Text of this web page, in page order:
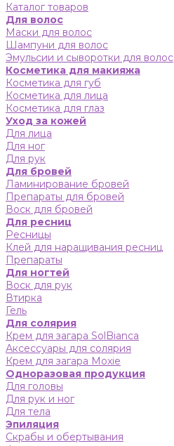
Каталог товаров
Для волос
Маски для волос
Шампуни для волос
Эмульсии и сыворотки для волос
Косметика для макияжа
Косметика для губ
Косметика для лица
Косметика для глаз
Уход за кожей
Для лица
Для ног
Для рук
Для бровей
Ламинирование бровей
Препараты для бровей
Воск для бровей
Для ресниц
Ресницы
Клей для наращивания ресниц
Препараты
Для ногтей
Воск для рук
Втирка
Гель
Для солярия
Крем для загара SolBianca
Аксессуары для солярия
Крем для загара Moxie
Одноразовая продукция
Для головы
Для рук и ног
Для тела
Эпиляция
Скрабы и обертывания